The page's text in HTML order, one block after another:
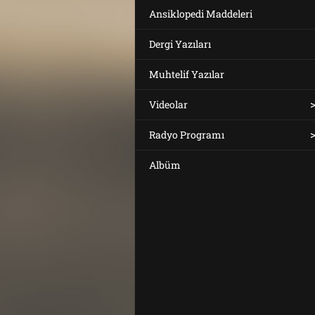
Ansiklopedi Maddeleri
Dergi Yazıları
Muhtelif Yazılar
Videolar
Radyo Programı
Albüm